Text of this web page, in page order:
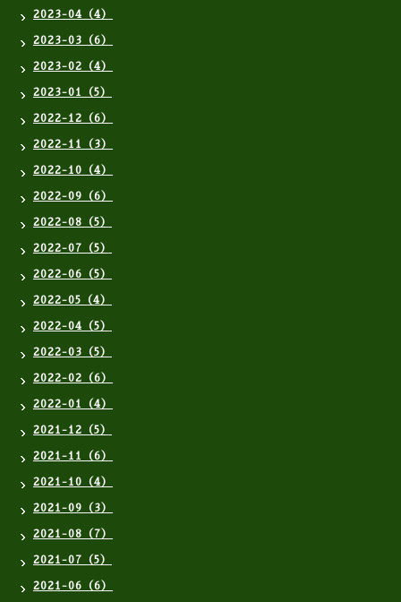
2023-04（4）
2023-03（6）
2023-02（4）
2023-01（5）
2022-12（6）
2022-11（3）
2022-10（4）
2022-09（6）
2022-08（5）
2022-07（5）
2022-06（5）
2022-05（4）
2022-04（5）
2022-03（5）
2022-02（6）
2022-01（4）
2021-12（5）
2021-11（6）
2021-10（4）
2021-09（3）
2021-08（7）
2021-07（5）
2021-06（6）